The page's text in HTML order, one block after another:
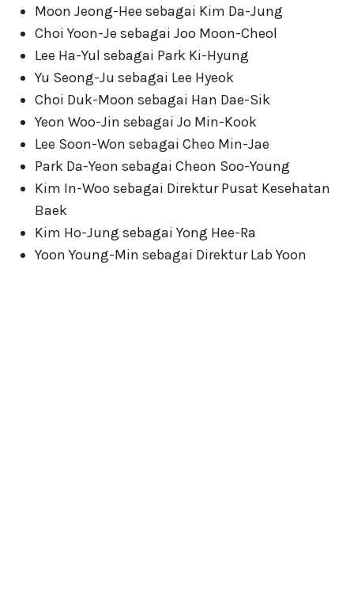
Moon Jeong-Hee sebagai Kim Da-Jung
Choi Yoon-Je sebagai Joo Moon-Cheol
Lee Ha-Yul sebagai Park Ki-Hyung
Yu Seong-Ju sebagai Lee Hyeok
Choi Duk-Moon sebagai Han Dae-Sik
Yeon Woo-Jin sebagai Jo Min-Kook
Lee Soon-Won sebagai Cheo Min-Jae
Park Da-Yeon sebagai Cheon Soo-Young
Kim In-Woo sebagai Direktur Pusat Kesehatan
Baek
Kim Ho-Jung sebagai Yong Hee-Ra
Yoon Young-Min sebagai Direktur Lab Yoon